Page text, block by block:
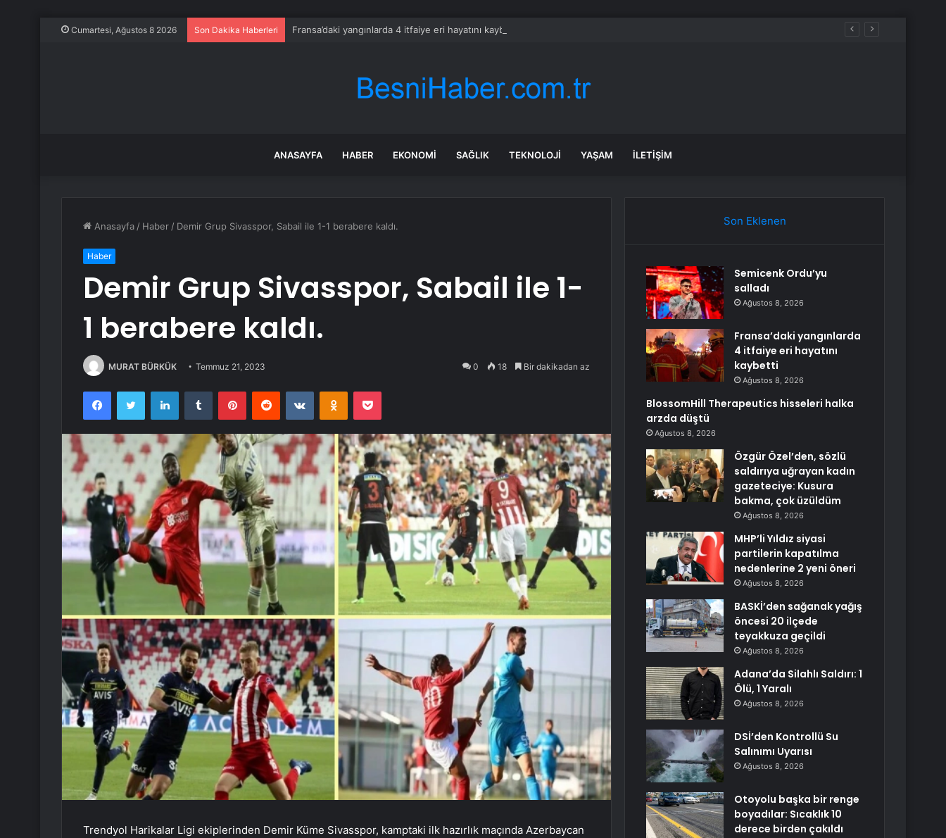
Cumartesi, Ağustos 8 2026 Son Dakika Haberleri Fransa’daki yangınlarda 4 itfaiye eri hayatını kaybetti
ANASAYFA HABER EKONOMI SAĞLIK TEKNOLOJI YAŞAM İLETIŞIM
Anasayfa / Haber / Demir Grup Sivasspor, Sabail ile 1-1 berabere kaldı.
Haber
Demir Grup Sivasspor, Sabail ile 1-
1 berabere kaldı.
MURAT BÜRKÜK Temmuz 21, 2023 0 18 Bir dakikadan az
FacebookTwitter LinkedInTumblr PinterestReddit VKontakteOdnoklassniki
Pocket
Trendyol Harikalar Ligi ekiplerinden Demir Küme Sivasspor, kamptaki ilk hazırlık maçında Azerbaycan
Son Eklenen
Semicenk Ordu’yu
salladı
Ağustos 8, 2026
Fransa’daki yangınlarda
4 itfaiye eri hayatını
kaybetti
Ağustos 8, 2026
BlossomHill Therapeutics hisseleri halka
arzda düştü
Ağustos 8, 2026
Özgür Özel’den, sözlü
saldırıya uğrayan kadın
gazeteciye: Kusura
bakma, çok üzüldüm
Ağustos 8, 2026
MHP’li Yıldız siyasi
partilerin kapatılma
nedenlerine 2 yeni öneri
Ağustos 8, 2026
BASKİ’den sağanak yağış
öncesi 20 ilçede
teyakkuza geçildi
Ağustos 8, 2026
Adana’da Silahlı Saldırı: 1
Ölü, 1 Yaralı
Ağustos 8, 2026
DSİ’den Kontrollü Su
Salınımı Uyarısı
Ağustos 8, 2026
Otoyolu başka bir renge
boyadılar: Sıcaklık 10
derece birden çakıldı